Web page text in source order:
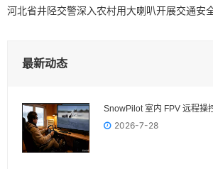
河北省井陉交警深入农村用大喇叭开展交通安
最新动态
SnowPilot 室内 FPV 远程操
2026-7-28